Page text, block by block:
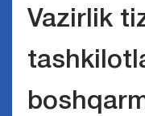
Vazirlik